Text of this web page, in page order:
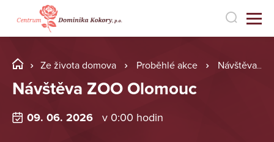
Ze života domova Proběhlé akce Návštěva ZOO Olomouc
Návštěva ZOO Olomouc
09. 06. 2026 v 0:00 hodin